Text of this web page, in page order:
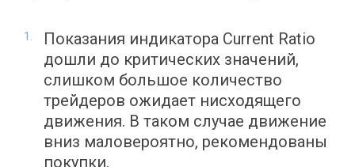
Показания индикатора Current Ratio
дошли до критических значений,
слишком большое количество
трейдеров ожидает нисходящего
движения. В таком случае движение
вниз маловероятно, рекомендованы
покупки.